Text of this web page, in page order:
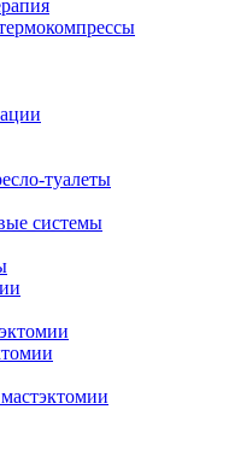
туалеты
системы